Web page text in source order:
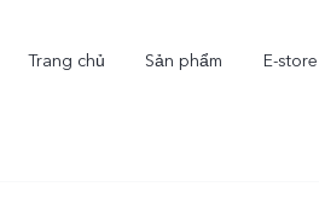
Trang chủ Sản phẩm E-store